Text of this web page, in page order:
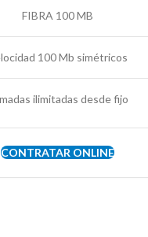
FIBRA 100 MB
100 Mb simétricos
ilimitadas desde fijo
CONTRATAR ONLINE